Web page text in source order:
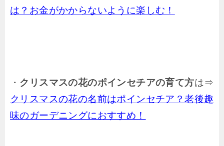
は？お金がかからないように楽しむ！
・ クリスマスの花のポインセチアの育て方は⇒
クリスマスの花の名前はポインセチア？老後趣
味のガーデニングにおすすめ！